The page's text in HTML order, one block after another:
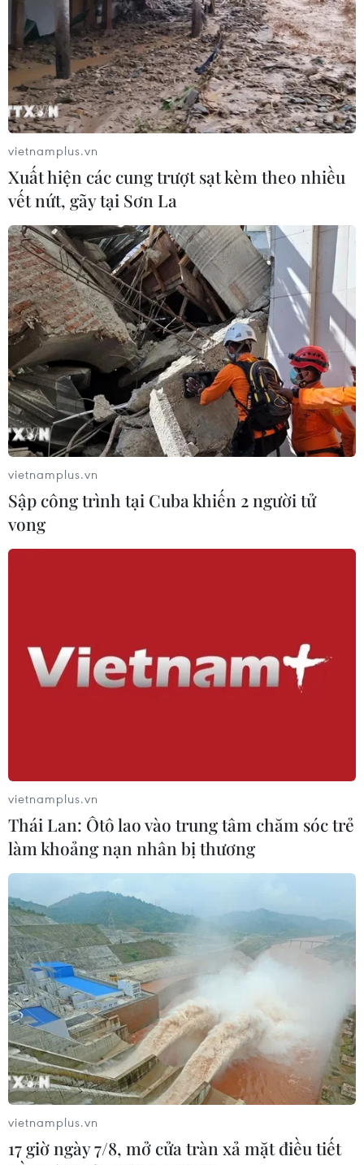
vietnamplus.vn
Xuất hiện các cung trượt sạt kèm theo nhiều
vết nứt, gãy tại Sơn La
vietnamplus.vn
Sập công trình tại Cuba khiến 2 người tử
vong
vietnamplus.vn
Thái Lan: Ôtô lao vào trung tâm chăm sóc trẻ
làm khoảng nạn nhân bị thương
vietnamplus.vn
17 giờ ngày 7/8, mở cửa tràn xả mặt điều tiết